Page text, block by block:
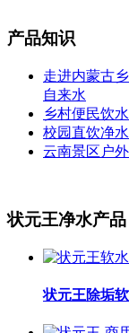
产品知识
走进内蒙古
自来水
乡村便民饮
校园直饮净
云南景区户
状元王净水产品
状元王除垢